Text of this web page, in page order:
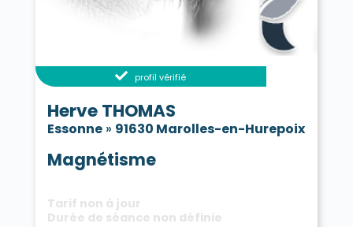
profil vérifié
Herve THOMAS
Essonne» 91630 Marolles-en-Hurepoix
Magnétisme
Tarif non à jour
Durée de séance non définie